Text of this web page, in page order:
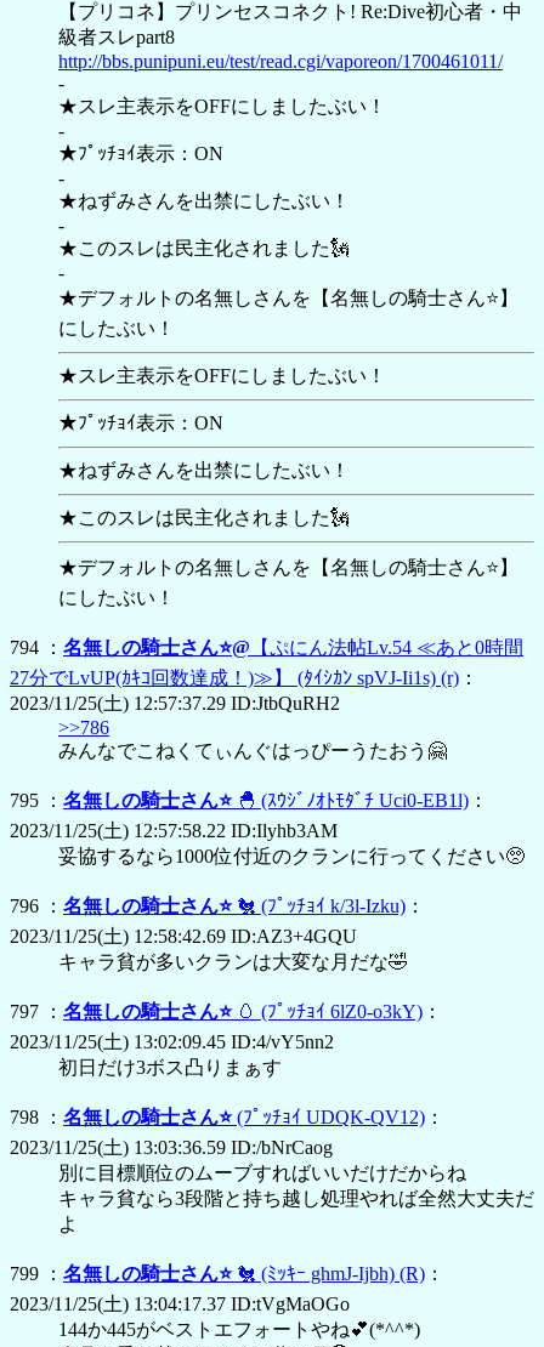
【プリコネ】プリンセスコネクト! Re:Dive初心者・中
級者スレpart8
http://bbs.punipuni.eu/test/read.cgi/vaporeon/1700461011/
-
★スレ主表示をOFFにしましたぶい！
-
★ﾌﾟｯﾁｮｲ表示：ON
-
★ねずみさんを出禁にしたぶい！
-
★このスレは民主化されました🗽
-
★デフォルトの名無しさんを【名無しの騎士さん⭐】
にしたぶい！
★スレ主表示をOFFにしましたぶい！
★ﾌﾟｯﾁｮｲ表示：ON
★ねずみさんを出禁にしたぶい！
★このスレは民主化されました🗽
★デフォルトの名無しさんを【名無しの騎士さん⭐】
にしたぶい！
794 ： 名無しの騎士さん⭐@ 【ぷにん法帖Lv.54 ≪あと0時間
27分でLvUP(ｶｷｺ回数達成！)≫】
(ﾀｲｼｶﾝ spVJ-Ii1s) (r) ：
2023/11/25(土) 12:57:37.29 ID:JtbQuRH2
>>786
みんなでこねくてぃんぐはっぴーうたおう🤗
795 ： 名無しの騎士さん⭐ 🐣 (ｽｳｼﾞﾉｵﾄﾓﾀﾞﾁ Uci0-EB1l) ：
2023/11/25(土) 12:57:58.22 ID:Ilyhb3AM
妥協するなら1000位付近のクランに行ってください🥺
796 ： 名無しの騎士さん⭐ 🐔 (ﾌﾟｯﾁｮｲ k/3l-Izku) ：
2023/11/25(土) 12:58:42.69 ID:AZ3+4GQU
キャラ貧が多いクランは大変な月だな🤣
797 ： 名無しの騎士さん⭐ 🥚 (ﾌﾟｯﾁｮｲ 6lZ0-o3kY) ：
2023/11/25(土) 13:02:09.45 ID:4/vY5nn2
初日だけ3ボス凸りまぁす
798 ： 名無しの騎士さん⭐(ﾌﾟｯﾁｮｲ UDQK-QV12) ：
2023/11/25(土) 13:03:36.59 ID:/bNrCaog
別に目標順位のムーブすればいいだけだからね
キャラ貧なら3段階と持ち越し処理やれば全然大丈夫だ
よ
799 ： 名無しの騎士さん⭐ 🐔 (ﾐｯｷｰ ghmJ-Ijbh) (R) ：
2023/11/25(土) 13:04:17.37 ID:tVgMaOGo
144か445がベストエフォートやね💕︎(*^^*)